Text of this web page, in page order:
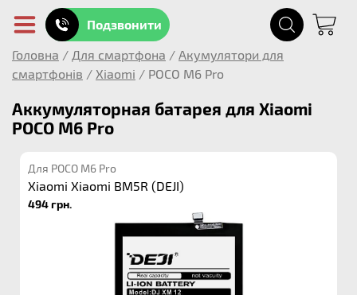
Подзвонити
Головна / Для смартфона / Акумулятори для
смартфонів / Xiaomi / POCO M6 Pro
Аккумуляторная батарея для Xiaomi
POCO M6 Pro
Для POCO M6 Pro
Xiaomi Xiaomi BM5R (DEJI)
494 грн.